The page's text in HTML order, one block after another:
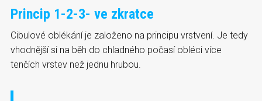
Princip 1-2-3- ve zkratce
Cibulové oblékání je založeno na principu vrstvení. Je tedy
vhodnější si na běh do chladného počasí obléci více
tenčích vrstev než jednu hrubou.